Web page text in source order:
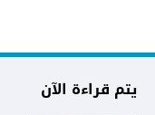
يتم قراءة الآن